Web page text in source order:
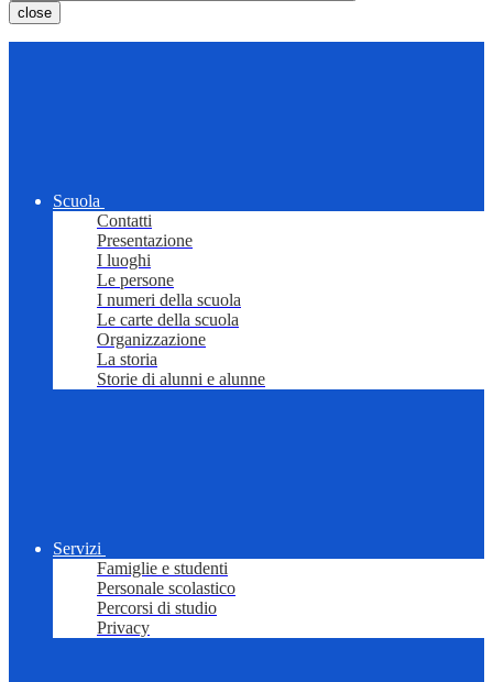
close
Scuola
Contatti
Presentazione
I luoghi
Le persone
I numeri della scuola
Le carte della scuola
Organizzazione
La storia
Storie di alunni e alunne
Servizi
Famiglie e studenti
Personale scolastico
Percorsi di studio
Privacy